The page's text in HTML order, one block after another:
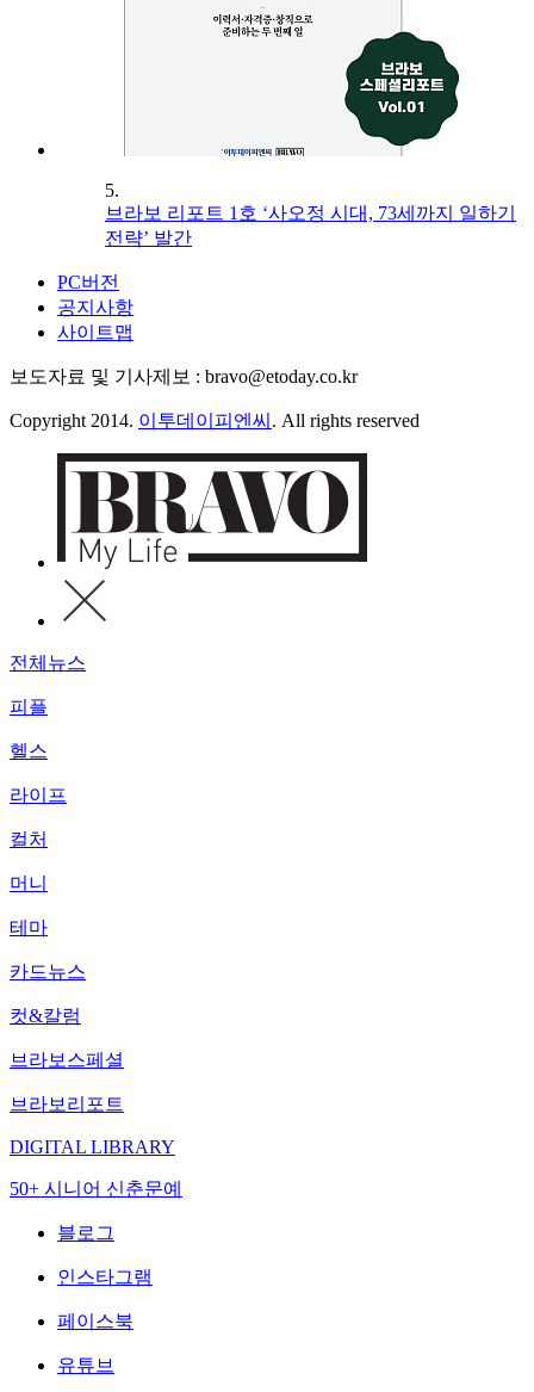
5.
브라보 리포트 1호 ‘사오정 시대, 73세까지 일하기
전략’ 발간
PC버전
공지사항
사이트맵
보도자료 및 기사제보 : bravo@etoday.co.kr
Copyright 2014. 이투데이피엔씨 . All rights reserved
전체뉴스
피플
헬스
라이프
컬처
머니
테마
카드뉴스
컷&칼럼
브라보스페셜
브라보리포트
DIGITAL LIBRARY
50+ 시니어 신춘문예
블로그
인스타그램
페이스북
유튜브